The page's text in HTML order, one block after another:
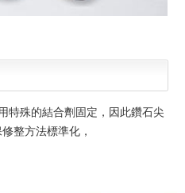
特殊的結合劑固定，因此鑽石尖
整方法標準化，